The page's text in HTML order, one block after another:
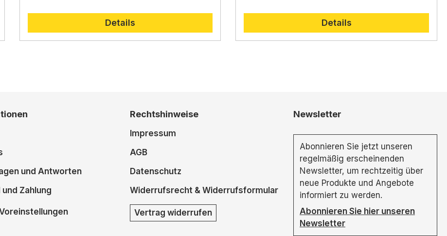
Details Details
und Antworten
Zahlung
Rechtshinweise
Impressum
AGB
Datenschutz
Widerrufsrecht & Widerrufsformular
Vertrag widerrufen
Newsletter
Abonnieren Sie jetzt unseren
regelmäßig erscheinenden
Newsletter, um rechtzeitig über
neue Produkte und Angebote
informiert zu werden.
Abonnieren Sie hier unseren
Newsletter